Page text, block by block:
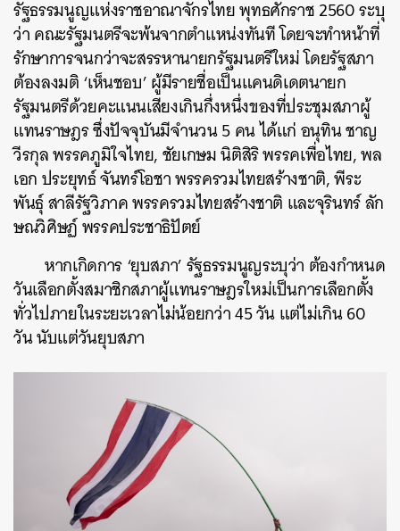
รัฐธรรมนูญแห่งราชอาณาจักรไทย พุทธศักราช 2560 ระบุ
ว่า คณะรัฐมนตรีจะพ้นจากตำแหน่งทันที โดยจะทำหน้าที่
รักษาการจนกว่าจะสรรหานายกรัฐมนตรีใหม่ โดยรัฐสภา
ต้องลงมติ ‘เห็นชอบ’ ผู้มีรายชื่อเป็นแคนดิเดตนายก
รัฐมนตรีด้วยคะแนนเสียงเกินกึ่งหนึ่งของที่ประชุมสภาผู้
แทนราษฎร ซึ่งปัจจุบันมีจำนวน 5 คน ได้แก่ อนุทิน ชาญ
วีรกุล พรรคภูมิใจไทย, ชัยเกษม นิติสิริ พรรคเพื่อไทย, พล
เอก ประยุทธ์ จันทร์โอชา พรรครวมไทยสร้างชาติ, พีระ
พันธุ์ สาลีรัฐวิภาค พรรครวมไทยสร้างชาติ และจุรินทร์ ลัก
ษณวิศิษฏ์ พรรคประชาธิปัตย์
หากเกิดการ ‘ยุบสภา’ รัฐธรรมนูญระบุว่า ต้องกำหนด
วันเลือกตั้งสมาชิกสภาผู้แทนราษฎรใหม่เป็นการเลือกตั้ง
ทั่วไปภายในระยะเวลาไม่น้อยกว่า 45 วัน แต่ไม่เกิน 60
วัน นับแต่วันยุบสภา